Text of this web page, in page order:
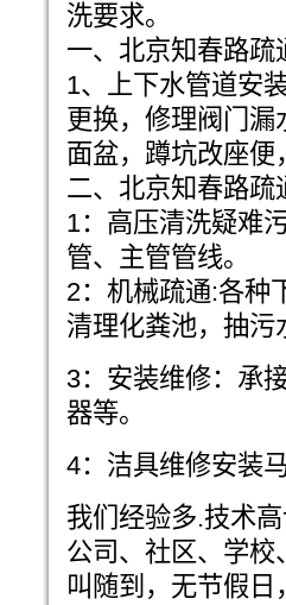
洗要求。
一、北京知春路疏
1、上下水管道安
更换，修理阀门
面盆，蹲坑改座
二、北京知春路疏
1：高压清洗疑难
管、主管管线。
2：机械疏通:各种
清理化粪池，抽污
3：安装维修：承
器等。
4：洁具维修安装
我们经验多.技术
公司、社区、学
叫随到，无节假